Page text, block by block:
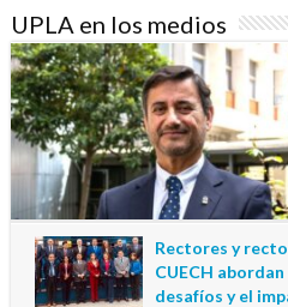
UPLA en los medios
Rectores y
CUECH abordan
desafíos y el